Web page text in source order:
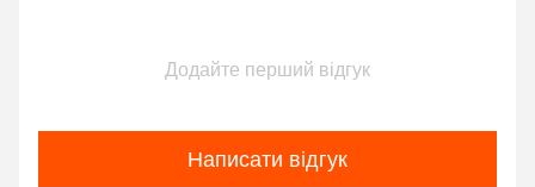
Додайте перший відгук
Написати відгук